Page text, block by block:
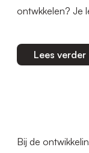
ontwkkelen? Je
Lees verder
Bij de